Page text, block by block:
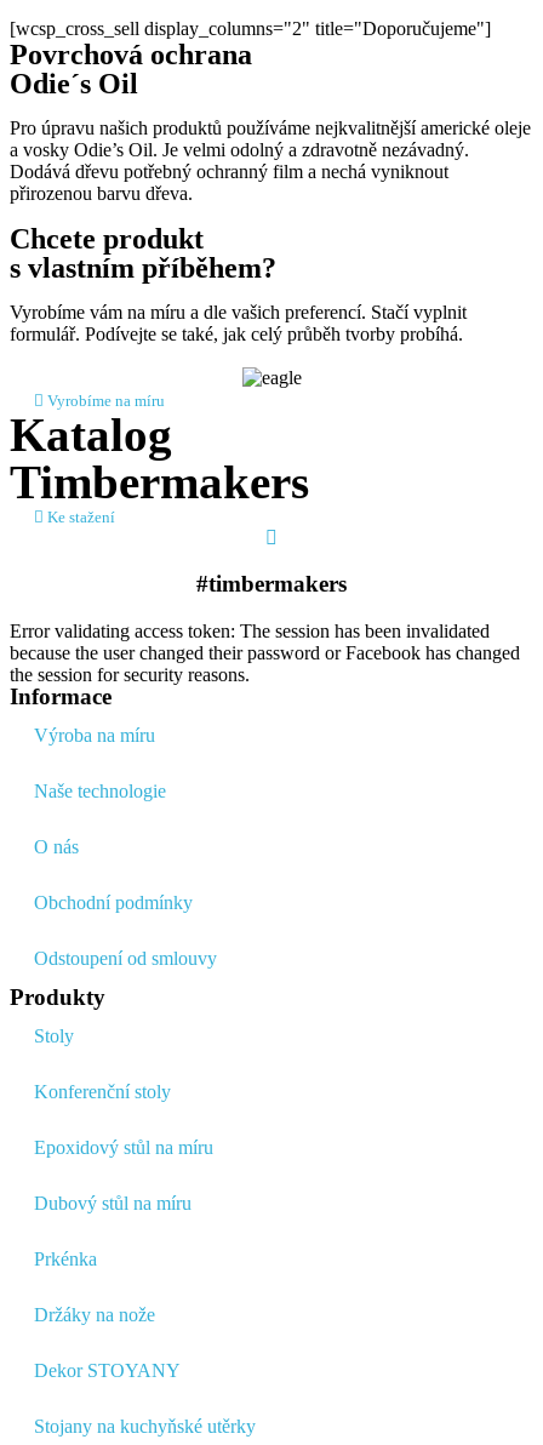
[wcsp_cross_sell display_columns="2" title="Doporučujeme"]
Povrchová ochrana
Odie´s Oil
Pro úpravu našich produktů používáme nejkvalitnější americké oleje
a vosky Odie’s Oil. Je velmi odolný a zdravotně nezávadný.
Dodává dřevu potřebný ochranný film a nechá vyniknout
přirozenou barvu dřeva.
Chcete produkt
s vlastním příběhem?
Vyrobíme vám na míru a dle vašich preferencí. Stačí vyplnit
formulář. Podívejte se také, jak celý průběh tvorby probíhá.
Vyrobíme na míru
Katalog
Timbermakers
Ke stažení
#timbermakers​
Error validating access token: The session has been invalidated
because the user changed their password or Facebook has changed
the session for security reasons.
Informace
Výroba na míru
Naše technologie
O nás
Obchodní podmínky
Odstoupení od smlouvy
Produkty
Stoly
Konferenční stoly
Epoxidový stůl na míru
Dubový stůl na míru
Prkénka
Držáky na nože
Dekor STOYANY
Stojany na kuchyňské utěrky